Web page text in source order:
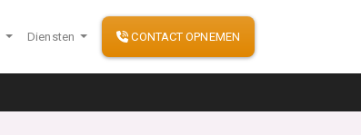
Diensten CONTACT OPNEMEN